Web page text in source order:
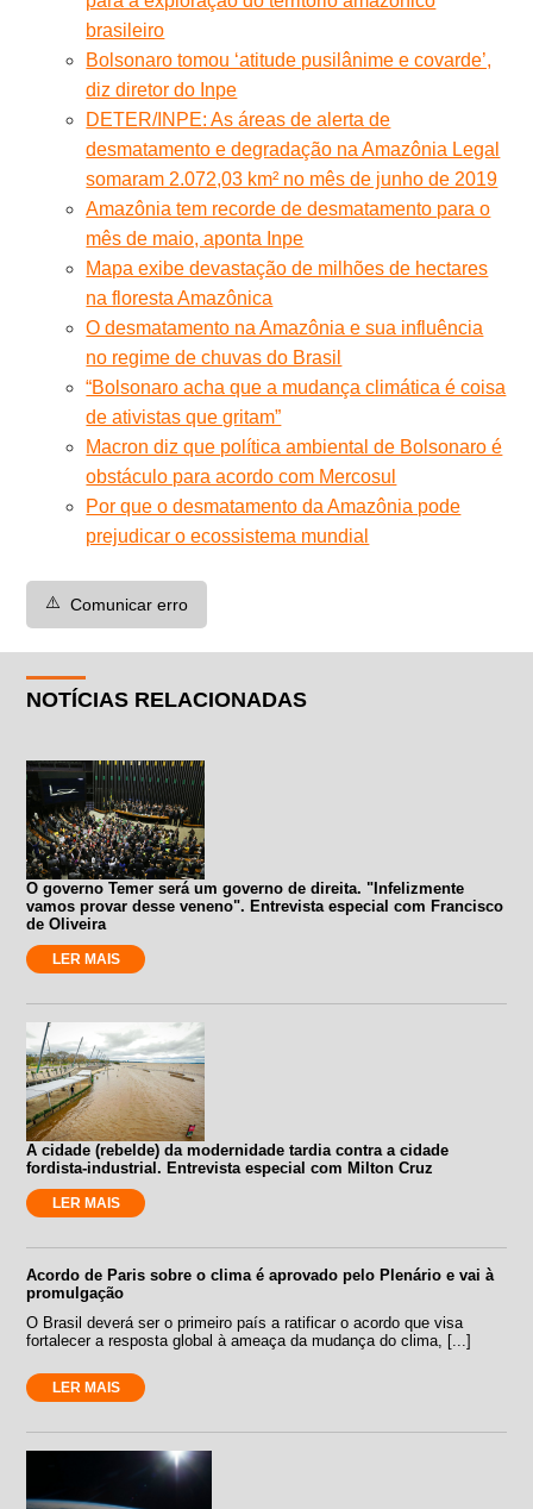
brasileiro
Bolsonaro tomou ‘atitude pusilânime e covarde’,
diz diretor do Inpe
DETER/INPE: As áreas de alerta de
desmatamento e degradação na Amazônia Legal
somaram 2.072,03 km² no mês de junho de 2019
Amazônia tem recorde de desmatamento para o
mês de maio, aponta Inpe
Mapa exibe devastação de milhões de hectares
na floresta Amazônica
O desmatamento na Amazônia e sua influência
no regime de chuvas do Brasil
“Bolsonaro acha que a mudança climática é coisa
de ativistas que gritam”
Macron diz que política ambiental de Bolsonaro é
obstáculo para acordo com Mercosul
Por que o desmatamento da Amazônia pode
prejudicar o ecossistema mundial
⚠️ Comunicar erro
NOTÍCIAS RELACIONADAS
O governo Temer será um governo de direita. "Infelizmente
vamos provar desse veneno". Entrevista especial com Francisco
de Oliveira
LER MAIS
A cidade (rebelde) da modernidade tardia contra a cidade
fordista-industrial. Entrevista especial com Milton Cruz
LER MAIS
Acordo de Paris sobre o clima é aprovado pelo Plenário e vai à
promulgação
O Brasil deverá ser o primeiro país a ratificar o acordo que visa
fortalecer a resposta global à ameaça da mudança do clima, [...]
LER MAIS